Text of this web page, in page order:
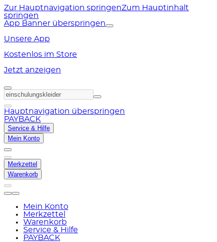
Zur Hauptnavigation springenZum Hauptinhalt
springen
App Banner überspringen
Unsere App
Kostenlos im Store
Jetzt anzeigen
Hauptnavigation überspringen
PAYBACK
Service & Hilfe
Mein Konto
Merkzettel
Warenkorb
Mein Konto
Merkzettel
Warenkorb
Service & Hilfe
PAYBACK